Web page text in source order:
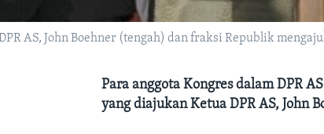
AS, John Boehner (tengah) dan fraksi Republik
Para anggota Kongres dalam DPR
yang diajukan Ketua DPR AS, John